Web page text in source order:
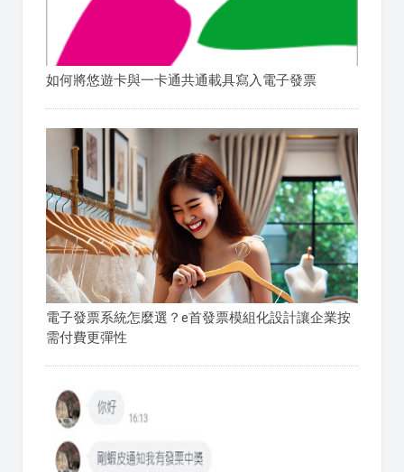
如何將悠遊卡與一卡通共通載具寫入電子發票
電子發票系統怎麼選？e首發票模組化設計讓企業按
需付費更彈性